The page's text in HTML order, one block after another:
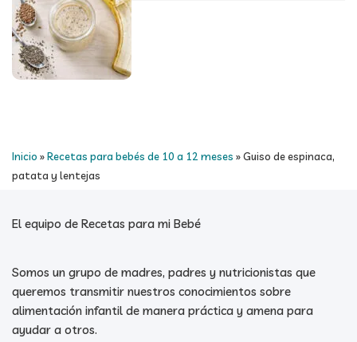
Inicio »Recetas para bebés de 10 a 12 meses »Guiso de espinaca,
patata y lentejas
El equipo de Recetas para mi Bebé
Somos un grupo de madres, padres y nutricionistas que
queremos transmitir nuestros conocimientos sobre
alimentación infantil de manera práctica y amena para
ayudar a otros.